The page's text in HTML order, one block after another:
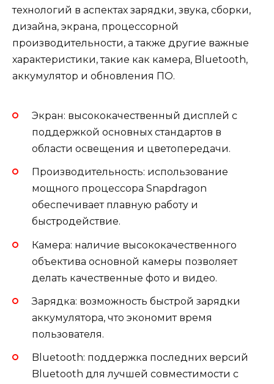
технологий в аспектах зарядки, звука, сборки,
дизайна, экрана, процессорной
производительности, а также другие важные
характеристики, такие как камера, Bluetooth,
аккумулятор и обновления ПО.
Экран: высококачественный дисплей с
поддержкой основных стандартов в
области освещения и цветопередачи.
Производительность: использование
мощного процессора Snapdragon
обеспечивает плавную работу и
быстродействие.
Камера: наличие высококачественного
объектива основной камеры позволяет
делать качественные фото и видео.
Зарядка: возможность быстрой зарядки
аккумулятора, что экономит время
пользователя.
Bluetooth: поддержка последних версий
Bluetooth для лучшей совместимости с